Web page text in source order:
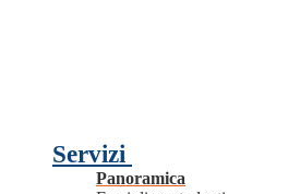
Servizi
Panoramica